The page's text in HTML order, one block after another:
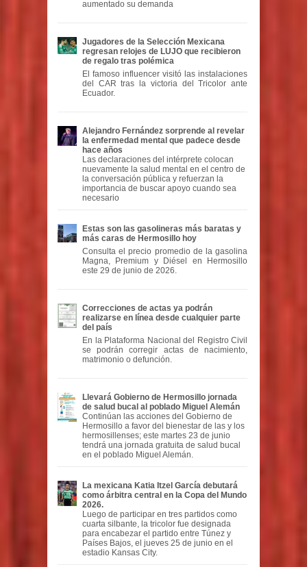
aumentado su demanda
Jugadores de la Selección Mexicana
regresan relojes de LUJO que recibieron
de regalo tras polémica
El famoso influencer visitó las instalaciones
del CAR tras la victoria del Tricolor ante
Ecuador.
Alejandro Fernández sorprende al revelar
la enfermedad mental que padece desde
hace años
Las declaraciones del intérprete colocan
nuevamente la salud mental en el centro de
la conversación pública y refuerzan la
importancia de buscar apoyo cuando sea
necesario
Estas son las gasolineras más baratas y
más caras de Hermosillo hoy
Consulta el precio promedio de la gasolina
Magna, Premium y Diésel en Hermosillo
este 29 de junio de 2026.
Correcciones de actas ya podrán
realizarse en línea desde cualquier parte
del país
En la Plataforma Nacional del Registro Civil
se podrán corregir actas de nacimiento,
matrimonio o defunción.
Llevará Gobierno de Hermosillo jornada
de salud bucal al poblado Miguel Alemán
Continúan las acciones del Gobierno de
Hermosillo a favor del bienestar de las y los
hermosillenses; este martes 23 de junio
tendrá una jornada gratuita de salud bucal
en el poblado Miguel Alemán.
La mexicana Katia Itzel García debutará
como árbitra central en la Copa del Mundo
2026.
Luego de participar en tres partidos como
cuarta silbante, la tricolor fue designada
para encabezar el partido entre Túnez y
Países Bajos, el jueves 25 de junio en el
estadio Kansas City.